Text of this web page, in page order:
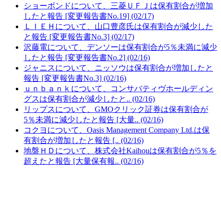
ショーボンドについて、三菱ＵＦＪは保有割合が増加
したと報告 [変更報告書No.19] (02/17)
ＬＩＥＨについて、山口豊彦氏は保有割合が減少した
と報告 [変更報告書No.3] (02/17)
沢藤電について、デンソーは保有割合が5％未満に減少
したと報告 [変更報告書No.2] (02/16)
ジャニスについて、ニッソウは保有割合が増加したと
報告 [変更報告書No.3] (02/16)
ｕｎｂａｎｋについて、コンサバティヴホールディン
グスは保有割合が減少したと.. (02/16)
リップスについて、GMOクリック証券は保有割合が
5％未満に減少したと報告 [大量.. (02/16)
コクヨについて、Oasis Management Company Ltd.は保
有割合が増加したと報告 [.. (02/16)
地盤ＨＤについて、株式会社Kaihouは保有割合が5％を
超えたと報告 [大量保有報.. (02/16)